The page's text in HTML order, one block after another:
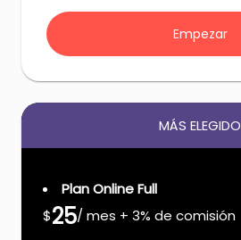
Empezar
MÁS ELEGIDO
Plan Online Full
$25/ mes + 3% de comisión